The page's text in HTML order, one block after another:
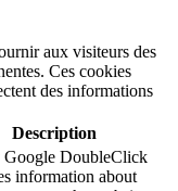
aux visiteurs des
Ces cookies
des informations
Description
Google DoubleClick
information about